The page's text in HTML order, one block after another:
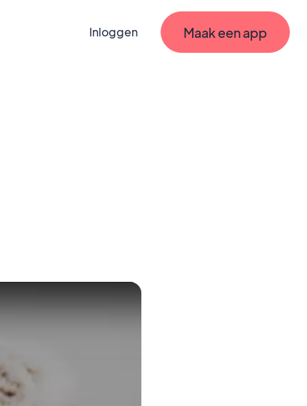
Inloggen Maak een app